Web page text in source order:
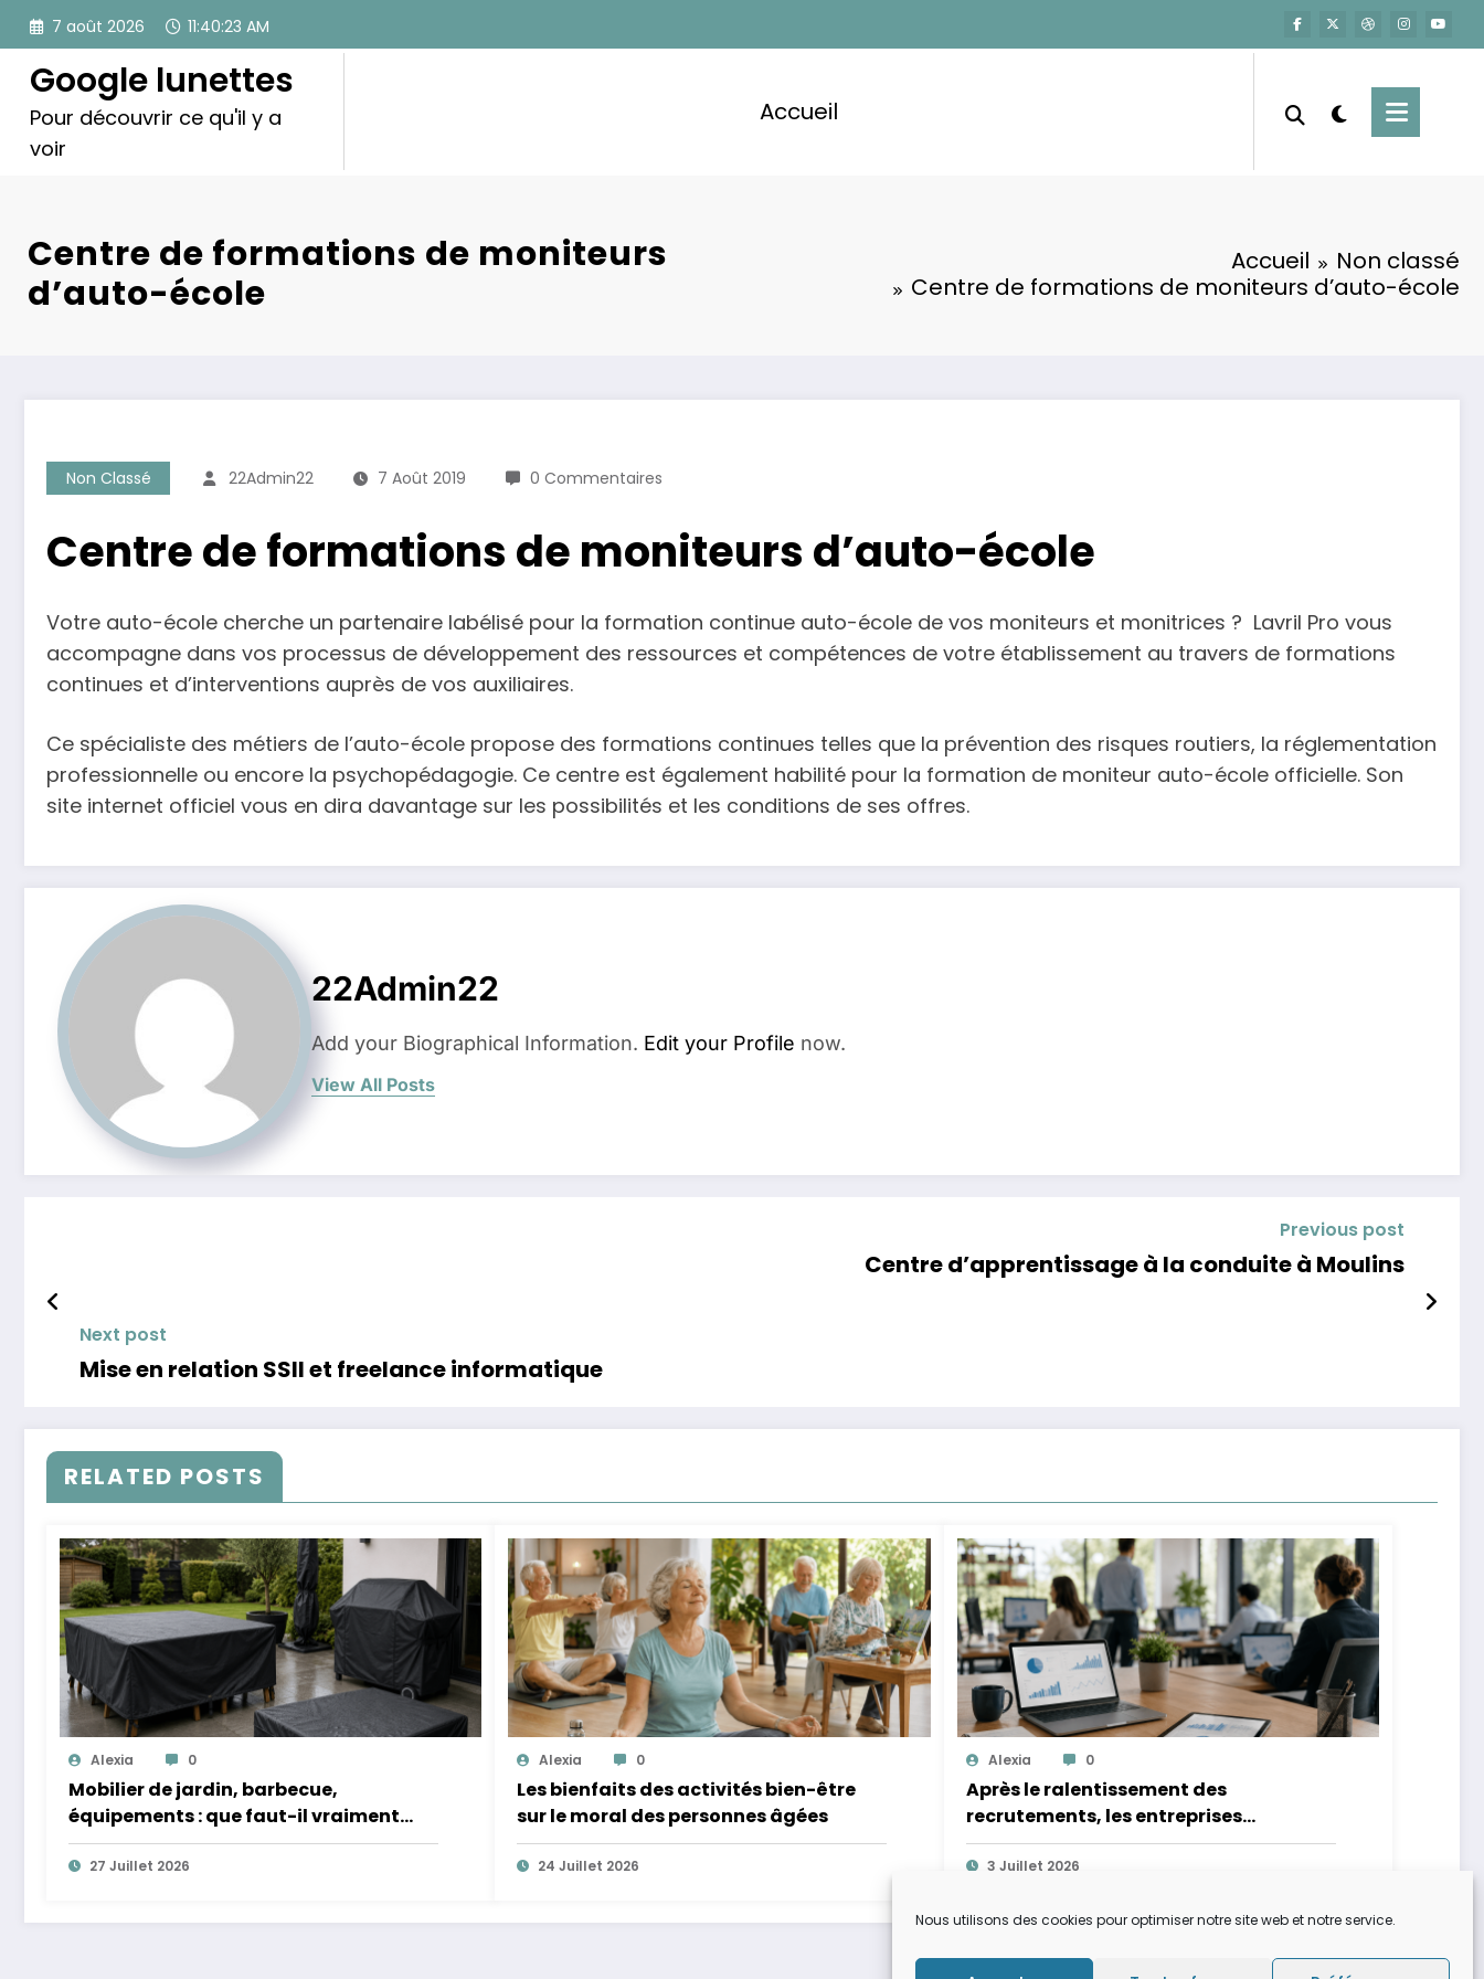
Nous utilisons des cookies pour optimiser notre site web et notre service.
Aller
contenu
7 août 2026 11:40:24 AM
Google lunettes
Pour découvrir ce qu'il y a
voir
Accueil
Centre de formations de moniteurs
d’auto-école
Accueil
Non classé
Centre de formations de moniteurs d’auto-école
Non Classé 22Admin22 7 Août 2019 0 Commentaires
Centre de formations de moniteurs d’auto-école
Votre auto-école cherche un partenaire labélisé pour la formation continue auto-école de vos moniteurs et monitrices ? Lavril Pro vous
accompagne dans vos processus de développement des ressources et compétences de votre établissement au travers de formations
continues et d’interventions auprès de vos auxiliaires.
Ce spécialiste des métiers de l’auto-école propose des formations continues telles que la prévention des risques routiers, la réglementation
professionnelle ou encore la psychopédagogie. Ce centre est également habilité pour la formation de moniteur auto-école officielle. Son
site internet officiel vous en dira davantage sur les possibilités et les conditions de ses offres.
22Admin22
Add your Biographical Information. Edit your Profile now.
View All Posts
Previous post
Centre d’apprentissage à la conduite à Moulins
Next post
Mise en relation SSII et freelance informatique
RELATED POSTS
Alexia 0
Mobilier de jardin, barbecue,
équipements : que faut-il vraiment
protéger quand ils restent dehors ?
27 Juillet 2026
Alexia 0
Les bienfaits des activités bien-être
sur le moral des personnes âgées
24 Juillet 2026
Alexia 0
Après le ralentissement des
recrutements, les entreprises
optimisent leurs ressources
numériques grâce aux plateformes de
3 Juillet 2026